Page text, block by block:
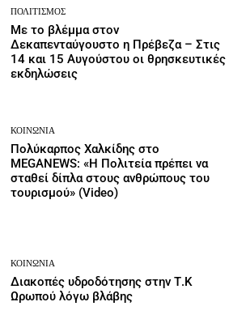
ΠΟΛΙΤΙΣΜΌΣ
Με το βλέμμα στον
Δεκαπενταύγουστο η Πρέβεζα – Στις
14 και 15 Αυγούστου οι θρησκευτικές
εκδηλώσεις
ΚΟΙΝΩΝΙΑ
Πολύκαρπος Χαλκίδης στο
MEGANEWS: «Η Πολιτεία πρέπει να
σταθεί δίπλα στους ανθρώπους του
τουρισμού» (Video)
ΚΟΙΝΩΝΙΑ
Διακοπές υδροδότησης στην Τ.Κ
Ωρωπού λόγω βλάβης